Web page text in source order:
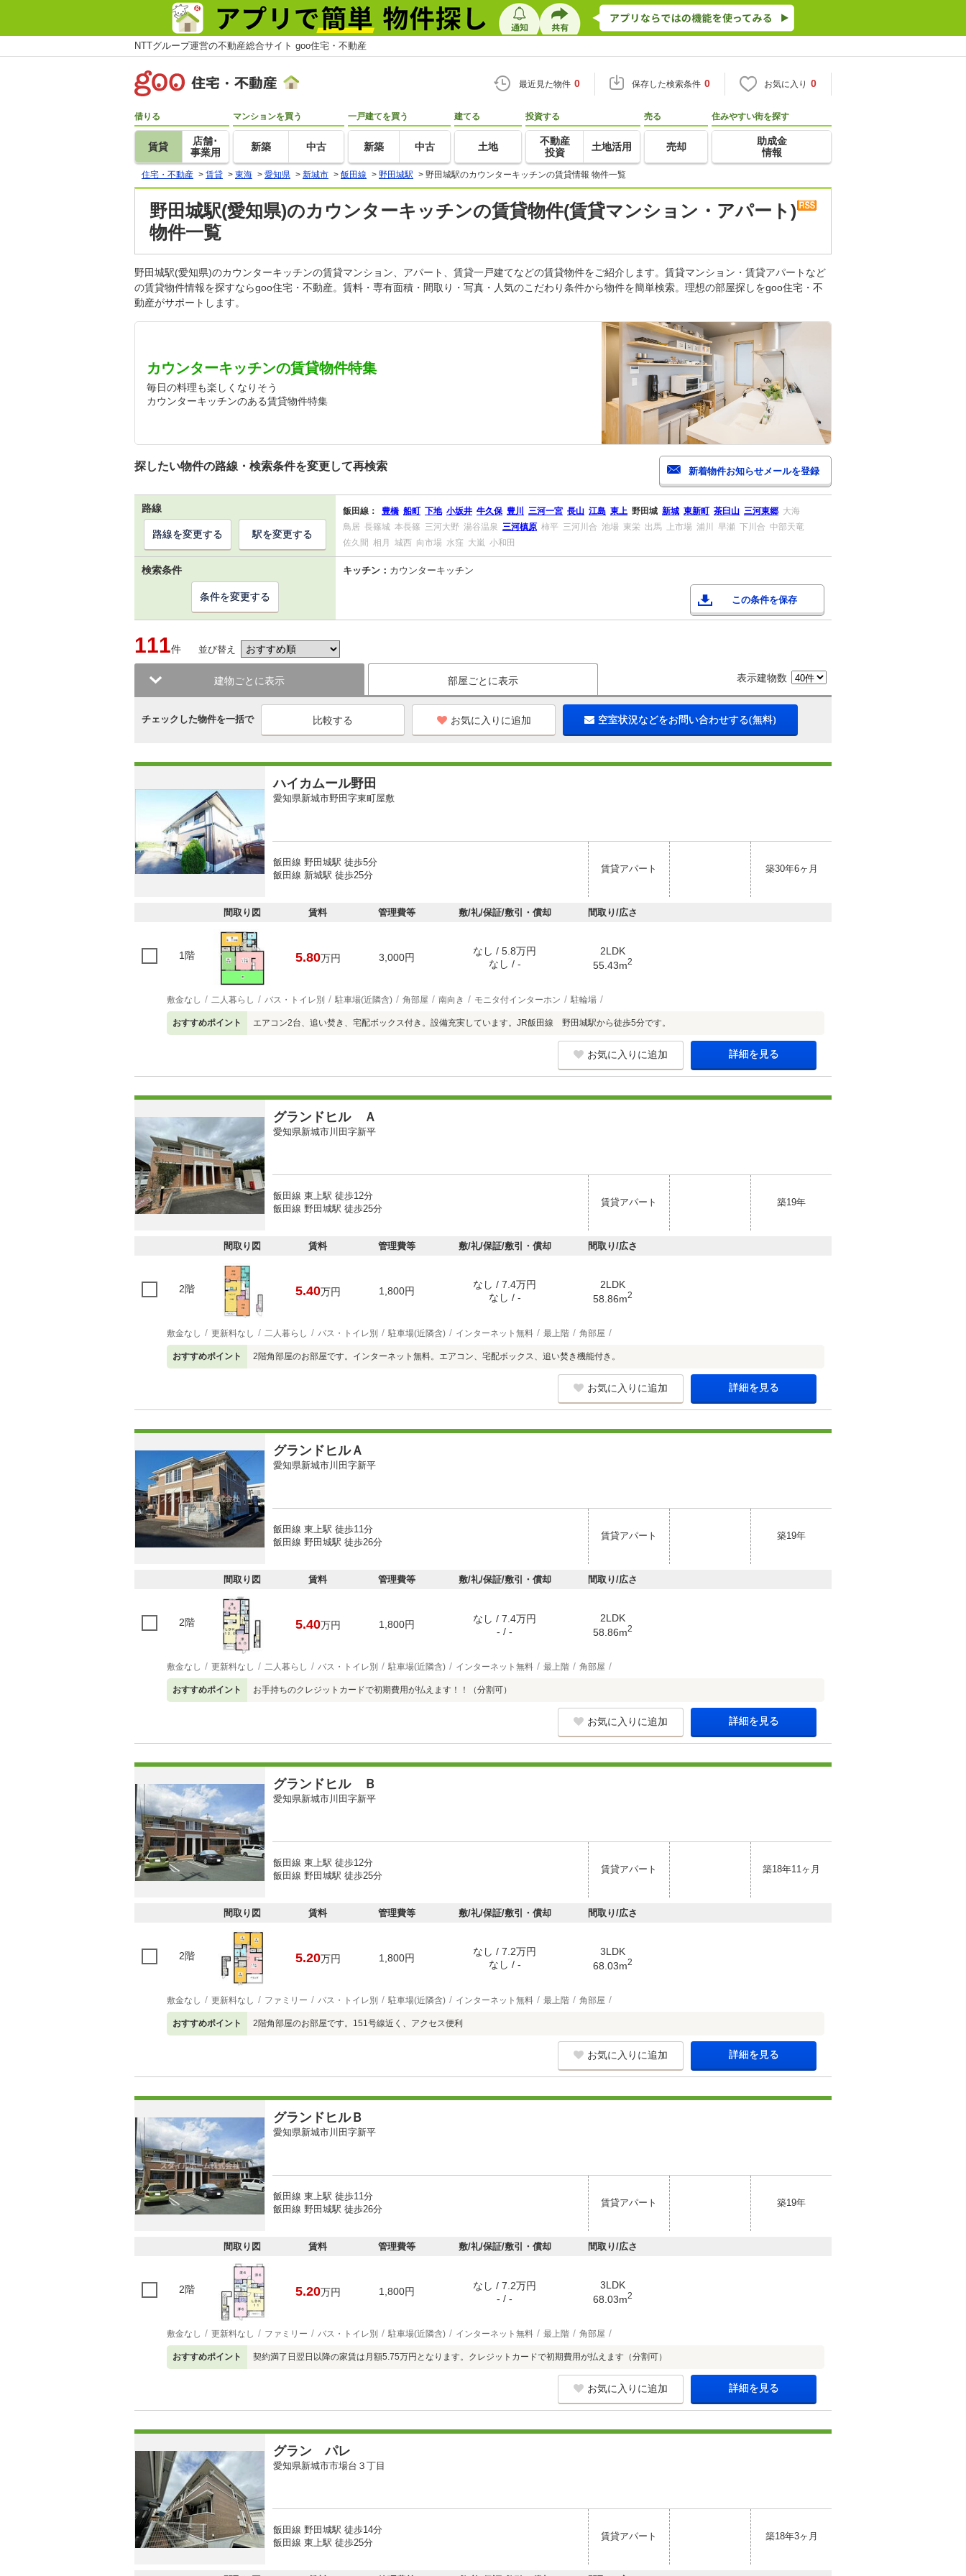
NTTグループ運営の不動産総合サイト goo住宅・不動産
最近見た物件 0 保存した検索条件 0 お気に入り 0
借りる
賃貸
店舗･
事業用
マンションを買う
新築 中古
一戸建てを買う
新築 中古
建てる
土地
投資する
不動産
投資
土地活用
売る
売却
住みやすい街を探す
助成金
情報
住宅・不動産 > 賃貸 > 東海 > 愛知県 > 新城市 > 飯田線 > 野田城駅 > 野田城駅のカウンターキッチンの賃貸情報 物件一覧
野田城駅(愛知県)のカウンターキッチンの賃貸物件(賃貸マンション・アパート)
物件一覧
野田城駅(愛知県)のカウンターキッチンの賃貸マンション、アパート、賃貸一戸建てなどの賃貸物件をご紹介します。賃貸マンション・賃貸アパートなど
の賃貸物件情報を探すならgoo住宅・不動産。賃料・専有面積・間取り・写真・人気のこだわり条件から物件を簡単検索。理想の部屋探しをgoo住宅・不
動産がサポートします。
カウンターキッチンの賃貸物件特集
毎日の料理も楽しくなりそう
カウンターキッチンのある賃貸物件特集
探したい物件の路線・検索条件を変更して再検索
路線 飯田線： 豊橋 船町 下地 小坂井 牛久保 豊川 三河一宮 長山 江島 東上 野田城 新城 東新町 茶臼山 三河東郷 大海
鳥居 長篠城 本長篠 三河大野 湯谷温泉 三河槙原 柿平 三河川合 池場 東栄 出馬 上市場 浦川 早瀬 下川合 中部天竜
佐久間 相月 城西 向市場 水窪 大嵐 小和田
路線を変更する 駅を変更する
検索条件 キッチン： カウンターキッチン
この条件を保存
条件を変更する
111件 並び替え
建物ごとに表示 部屋ごとに表示 表示建物数
チェックした物件を一括で お気に入りに追加 空室状況などをお問い合わせする(無料)
ハイカムール野田
愛知県新城市野田字東町屋敷
飯田線 野田城駅 徒歩5分
飯田線 新城駅 徒歩25分
賃貸アパート 築30年6ヶ月
間取り図 賃料 管理費等 敷/礼/保証/敷引・償却 間取り/広さ
1階 5.80万円 3,000円
なし / 5.8万円
なし / -
2LDK
55.43m2
敷金なし 二人暮らし バス・トイレ別 駐車場(近隣含) 角部屋 南向き モニタ付インターホン 駐輪場
おすすめポイント エアコン2台、追い焚き、宅配ボックス付き。設備充実しています。JR飯田線 野田城駅から徒歩5分です。
お気に入りに追加 詳細を見る
グランドヒル Ａ
愛知県新城市川田字新平
飯田線 東上駅 徒歩12分
飯田線 野田城駅 徒歩25分
賃貸アパート 築19年
間取り図 賃料 管理費等 敷/礼/保証/敷引・償却 間取り/広さ
2階 5.40万円 1,800円
なし / 7.4万円
なし / -
2LDK
58.86m2
敷金なし 更新料なし 二人暮らし バス・トイレ別 駐車場(近隣含) インターネット無料 最上階 角部屋
おすすめポイント 2階角部屋のお部屋です。インターネット無料。エアコン、宅配ボックス、追い焚き機能付き。
お気に入りに追加 詳細を見る
グランドヒルＡ
愛知県新城市川田字新平
飯田線 東上駅 徒歩11分
飯田線 野田城駅 徒歩26分
賃貸アパート 築19年
間取り図 賃料 管理費等 敷/礼/保証/敷引・償却 間取り/広さ
2階 5.40万円 1,800円
なし / 7.4万円
- / -
2LDK
58.86m2
敷金なし 更新料なし 二人暮らし バス・トイレ別 駐車場(近隣含) インターネット無料 最上階 角部屋
おすすめポイント お手持ちのクレジットカードで初期費用が払えます！！（分割可）
お気に入りに追加 詳細を見る
グランドヒル Ｂ
愛知県新城市川田字新平
飯田線 東上駅 徒歩12分
飯田線 野田城駅 徒歩25分
賃貸アパート 築18年11ヶ月
間取り図 賃料 管理費等 敷/礼/保証/敷引・償却 間取り/広さ
2階 5.20万円 1,800円
なし / 7.2万円
なし / -
3LDK
68.03m2
敷金なし 更新料なし ファミリー バス・トイレ別 駐車場(近隣含) インターネット無料 最上階 角部屋
おすすめポイント 2階角部屋のお部屋です。151号線近く、アクセス便利
お気に入りに追加 詳細を見る
グランドヒルＢ
愛知県新城市川田字新平
飯田線 東上駅 徒歩11分
飯田線 野田城駅 徒歩26分
賃貸アパート 築19年
間取り図 賃料 管理費等 敷/礼/保証/敷引・償却 間取り/広さ
2階 5.20万円 1,800円
なし / 7.2万円
- / -
3LDK
68.03m2
敷金なし 更新料なし ファミリー バス・トイレ別 駐車場(近隣含) インターネット無料 最上階 角部屋
おすすめポイント 契約満了日翌日以降の家賃は月額5.75万円となります。クレジットカードで初期費用が払えます（分割可）
お気に入りに追加 詳細を見る
グラン パレ
愛知県新城市市場台３丁目
飯田線 野田城駅 徒歩14分
飯田線 東上駅 徒歩25分
賃貸アパート 築18年3ヶ月